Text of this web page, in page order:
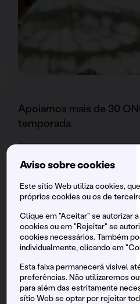
Apoiamos mais de 30
temporada
Geramos empregos com
um percentual de
Espacios innovadores
brunchers:Safe Space /
de prevención pionero y
con elStand de
profesionales psicólogxs
Aviso sobre cookies
Este sítio Web utiliza cookies,
próprios cookies ou os de
Clique em "Aceitar" se autorizar
cookies ou em "Rejeitar" se
cookies necessários. Também
individualmente, clicando em
Esta faixa permanecerá visível
preferências. Não utilizaremos
para além das estritamente
sítio Web se optar por rejeitar